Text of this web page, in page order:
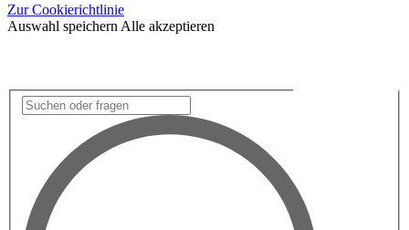
Zur Cookierichtlinie
Auswahl speichern Alle akzeptieren